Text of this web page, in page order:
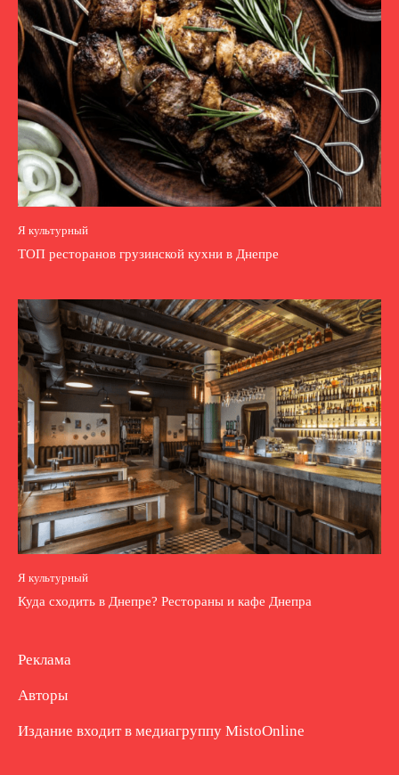
Я культурный
ТОП ресторанов грузинской кухни в Днепре
Я культурный
Куда сходить в Днепре? Рестораны и кафе Днепра
Реклама
Авторы
Издание входит в медиагруппу MistoOnline